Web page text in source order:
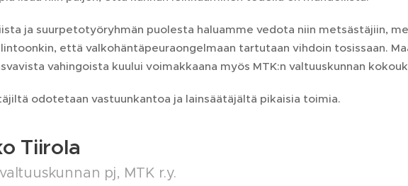
ja suurpetotyöryhmän puolesta haluamme vedota niin metsästäjiin,
että valkohäntäpeuraongelmaan tartutaan vihdoin tosissaan.
vahingoista kuului voimakkaana myös MTK:n valtuuskunnan
odotetaan vastuunkantoa ja lainsäätäjältä pikaisia toimia.
Tiirola
pj, MTK r.y.